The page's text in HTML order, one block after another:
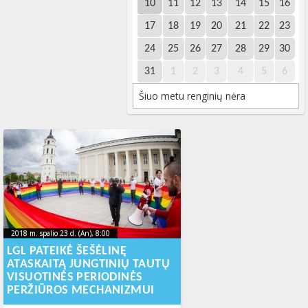
10 11 12 13 14 15 16
17 18 19 20 21 22 23
24 25 26 27 28 29 30
31 1 2 3 4 5 6
Šiuo metu renginių nėra
2018 m. spalio 23 d. (An), 8:00
2023-10-21T11:37:40+00:00
2018 m. spalio 23 d. (An), 8:00
2023-10-
21T11:37:40+00:00
LGL PATEIKĖ ŠEŠĖLINĘ
ATASKAITĄ JUNGTINIŲ TAUTŲ
VISUOTINĖS PERIODINĖS
PERŽIŪROS MECHANIZMUI